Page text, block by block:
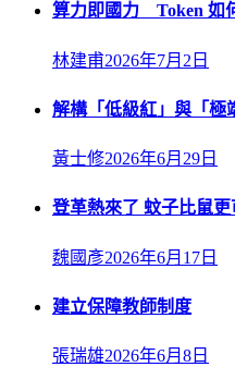
算力即國力 Token 如
林建甫2026年7月2日
解構「低級紅」與「極
黃士修2026年6月29日
登革熱來了 蚊子比鼠更
魏國彥2026年6月17日
建立保障教師制度
張瑞雄2026年6月8日